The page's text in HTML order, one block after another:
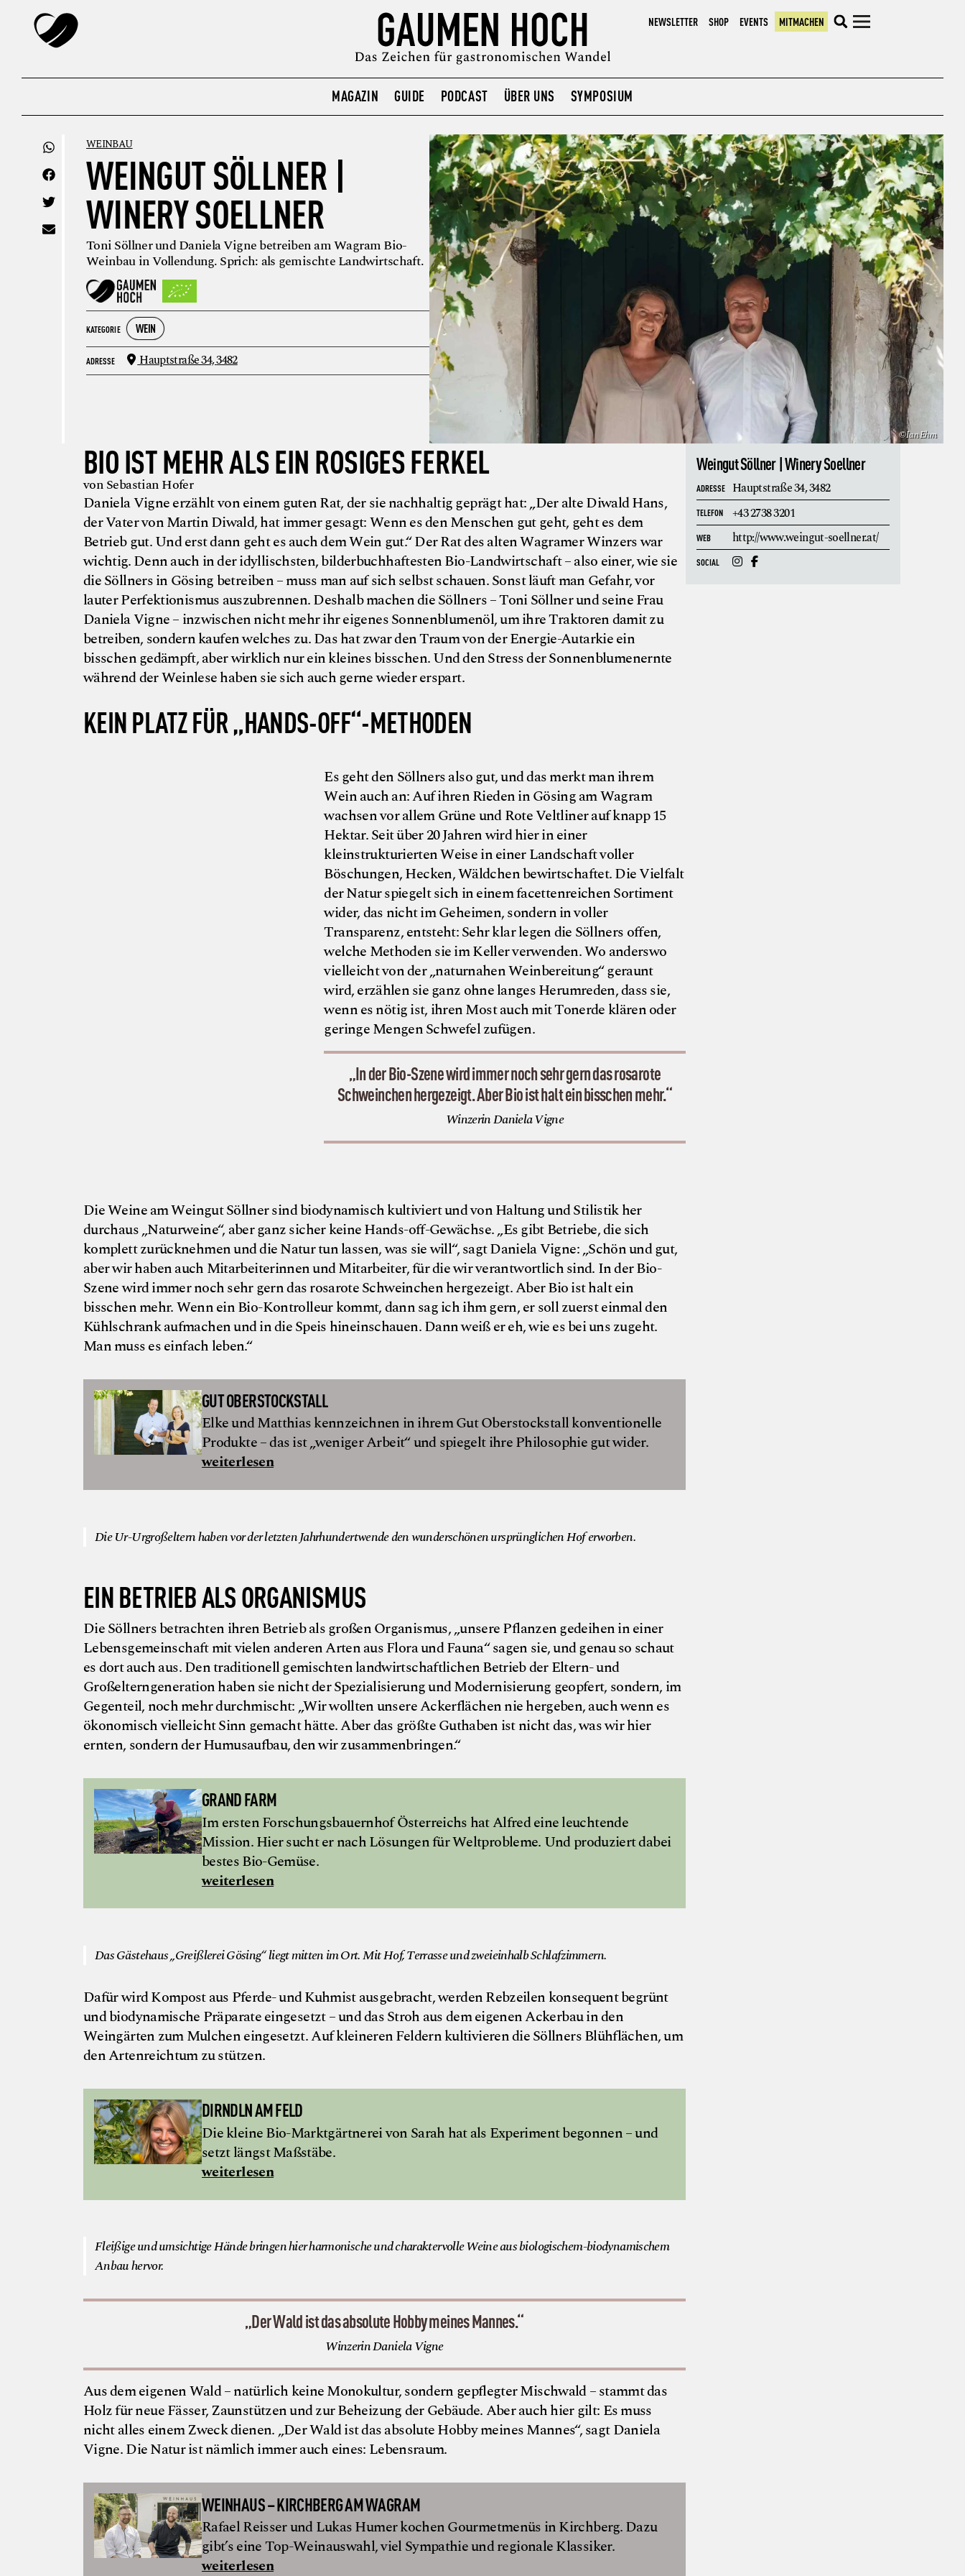
NEWSLETTER SHOP EVENTS MITMACHEN
MAGAZIN GUIDE PODCAST ÜBER UNS SYMPOSIUM
WEINBAU
WEINGUT SÖLLNER |
WINERY SOELLNER
Toni Söllner und Daniela Vigne betreiben am Wagram Bio-
Weinbau in Vollendung. Sprich: als gemischte Landwirtschaft.
KATEGORIE WEIN
ADRESSE Hauptstraße 34,3482
©Ian Ehm
BIO IST MEHR ALS EIN ROSIGES FERKEL
von Sebastian Hofer
Daniela Vigne erzählt von einem guten Rat, der sie nachhaltig geprägt hat: „Der alte Diwald Hans,
der Vater von Martin Diwald, hat immer gesagt: Wenn es den Menschen gut geht, geht es dem
Betrieb gut. Und erst dann geht es auch dem Wein gut.“ Der Rat des alten Wagramer Winzers war
wichtig. Denn auch in der idyllischsten, bilderbuchhaftesten Bio-Landwirtschaft – also einer, wie sie
die Söllners in Gösing betreiben – muss man auf sich selbst schauen. Sonst läuft man Gefahr, vor
lauter Perfektionismus auszubrennen. Deshalb machen die Söllners – Toni Söllner und seine Frau
Daniela Vigne – inzwischen nicht mehr ihr eigenes Sonnenblumenöl, um ihre Traktoren damit zu
betreiben, sondern kaufen welches zu. Das hat zwar den Traum von der Energie-Autarkie ein
bisschen gedämpft, aber wirklich nur ein kleines bisschen. Und den Stress der Sonnenblumenernte
während der Weinlese haben sie sich auch gerne wieder erspart.
KEIN PLATZ FÜR „HANDS-OFF“-METHODEN
Es geht den Söllners also gut, und das merkt man ihrem
Wein auch an: Auf ihren Rieden in Gösing am Wagram
wachsen vor allem Grüne und Rote Veltliner auf knapp 15
Hektar. Seit über 20 Jahren wird hier in einer
kleinstrukturierten Weise in einer Landschaft voller
Böschungen, Hecken, Wäldchen bewirtschaftet. Die Vielfalt
der Natur spiegelt sich in einem facettenreichen Sortiment
wider, das nicht im Geheimen, sondern in voller
Transparenz, entsteht: Sehr klar legen die Söllners offen,
welche Methoden sie im Keller verwenden. Wo anderswo
vielleicht von der „naturnahen Weinbereitung“ geraunt
wird, erzählen sie ganz ohne langes Herumreden, dass sie,
wenn es nötig ist, ihren Most auch mit Tonerde klären oder
geringe Mengen Schwefel zufügen.
„In der Bio-Szene wird immer noch sehr gern das rosarote
Schweinchen hergezeigt. Aber Bio ist halt ein bisschen mehr.“
Winzerin Daniela Vigne
Die Weine am Weingut Söllner sind biodynamisch kultiviert und von Haltung und Stilistik her
durchaus „Naturweine“, aber ganz sicher keine Hands-off-Gewächse. „Es gibt Betriebe, die sich
komplett zurücknehmen und die Natur tun lassen, was sie will“, sagt Daniela Vigne: „Schön und gut,
aber wir haben auch Mitarbeiterinnen und Mitarbeiter, für die wir verantwortlich sind. In der Bio-
Szene wird immer noch sehr gern das rosarote Schweinchen hergezeigt. Aber Bio ist halt ein
bisschen mehr. Wenn ein Bio-Kontrolleur kommt, dann sag ich ihm gern, er soll zuerst einmal den
Kühlschrank aufmachen und in die Speis hineinschauen. Dann weiß er eh, wie es bei uns zugeht.
Man muss es einfach leben.“
GUT OBERSTOCKSTALL
Elke und Matthias kennzeichnen in ihrem Gut Oberstockstall konventionelle
Produkte – das ist „weniger Arbeit“ und spiegelt ihre Philosophie gut wider.
weiterlesen
Die Ur-Urgroßeltern haben vor der letzten Jahrhundertwende den wunderschönen ursprünglichen Hof erworben.
EIN BETRIEB ALS ORGANISMUS
Die Söllners betrachten ihren Betrieb als großen Organismus, „unsere Pflanzen gedeihen in einer
Lebensgemeinschaft mit vielen anderen Arten aus Flora und Fauna“ sagen sie, und genau so schaut
es dort auch aus. Den traditionell gemischten landwirtschaftlichen Betrieb der Eltern- und
Großelterngeneration haben sie nicht der Spezialisierung und Modernisierung geopfert, sondern, im
Gegenteil, noch mehr durchmischt: „Wir wollten unsere Ackerflächen nie hergeben, auch wenn es
ökonomisch vielleicht Sinn gemacht hätte. Aber das größte Guthaben ist nicht das, was wir hier
ernten, sondern der Humusaufbau, den wir zusammenbringen.“
GRAND FARM
Im ersten Forschungsbauernhof Österreichs hat Alfred eine leuchtende
Mission. Hier sucht er nach Lösungen für Weltprobleme. Und produziert dabei
bestes Bio-Gemüse.
weiterlesen
Das Gästehaus „Greißlerei Gösing“ liegt mitten im Ort. Mit Hof, Terrasse und zweieinhalb Schlafzimmern.
Dafür wird Kompost aus Pferde- und Kuhmist ausgebracht, werden Rebzeilen konsequent begrünt
und biodynamische Präparate eingesetzt – und das Stroh aus dem eigenen Ackerbau in den
Weingärten zum Mulchen eingesetzt. Auf kleineren Feldern kultivieren die Söllners Blühflächen, um
den Artenreichtum zu stützen.
DIRNDLN AM FELD
Die kleine Bio-Marktgärtnerei von Sarah hat als Experiment begonnen – und
setzt längst Maßstäbe.
weiterlesen
Fleißige und umsichtige Hände bringen hier harmonische und charaktervolle Weine aus biologischem-biodynamischem
Anbau hervor.
„Der Wald ist das absolute Hobby meines Mannes.“
Winzerin Daniela Vigne
Aus dem eigenen Wald – natürlich keine Monokultur, sondern gepflegter Mischwald – stammt das
Holz für neue Fässer, Zaunstützen und zur Beheizung der Gebäude. Aber auch hier gilt: Es muss
nicht alles einem Zweck dienen. „Der Wald ist das absolute Hobby meines Mannes“, sagt Daniela
Vigne. Die Natur ist nämlich immer auch eines: Lebensraum.
WEINHAUS – KIRCHBERG AM WAGRAM
Rafael Reisser und Lukas Humer kochen Gourmetmenüs in Kirchberg. Dazu
gibt’s eine Top-Weinauswahl, viel Sympathie und regionale Klassiker.
weiterlesen
Weingut Söllner | Winery Soellner
ADRESSE Hauptstraße 34,3482
TELEFON +43 2738 3201
WEB http://www.weingut-soellner.at/
SOCIAL